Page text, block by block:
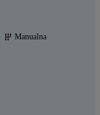
Manualna